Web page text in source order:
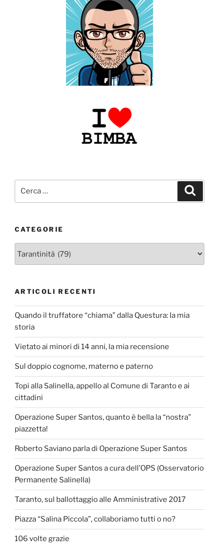
CATEGORIE
ARTICOLI RECENTI
Quando il truffatore “chiama” dalla Questura: la mia
storia
Vietato ai minori di 14 anni, la mia recensione
Sul doppio cognome, materno e paterno
Topi alla Salinella, appello al Comune di Taranto e ai
cittadini
Operazione Super Santos, quanto è bella la “nostra”
piazzetta!
Roberto Saviano parla di Operazione Super Santos
Operazione Super Santos a cura dell’OPS (Osservatorio
Permanente Salinella)
Taranto, sul ballottaggio alle Amministrative 2017
Piazza “Salina Piccola”, collaboriamo tutti o no?
106 volte grazie